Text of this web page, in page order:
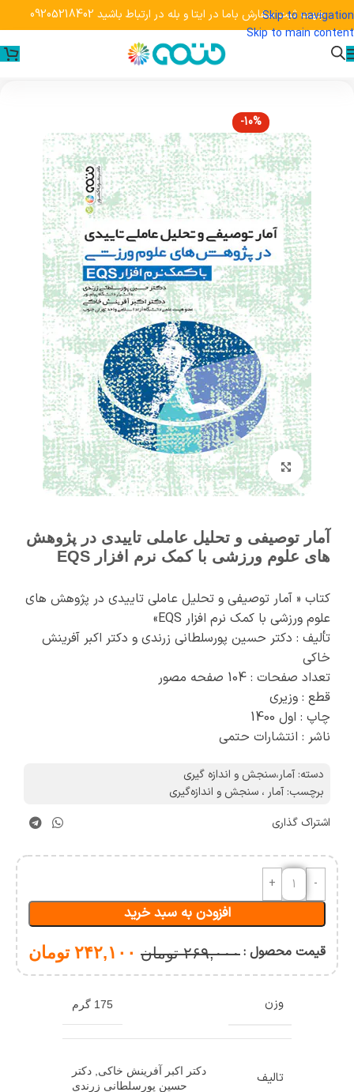
Skip to navigation
Skip to main content
جهت ثبت سفارش باما در ایتا و بله در ارتباط باشید 09205218402
-10%
برای بزرگنمایی کلیک کنید
آمار توصیفی و تحلیل عاملی تاییدی در پژوهش
های علوم ورزشی با کمک نرم افزار EQS
کتاب « آمار توصیفی و تحلیل عاملی تاییدی در پژوهش های
علوم ورزشی با کمک نرم افزار EQS»
تألیف : دکتر حسین پورسلطانی زرندی و دکتر اکبر آفرینش
خاکی
تعداد صفحات : 104 صفحه مصور
قطع : وزیری
چاپ : اول 1400
ناشر : انتشارات حتمی
دسته: آمار،سنجش و اندازه گیری
برچسب: آمار ، سنجش و اندازه‌گیری
اشتراک گذاری
افزودن به سبد خرید
قیمت محصول :۲۶۹,۰۰۰ تومان ۲۴۲,۱۰۰ تومان
وزن 175 گرم
تالیف دکتر اکبر آفرینش خاکی, دکتر
حسین پورسلطانی زرندی